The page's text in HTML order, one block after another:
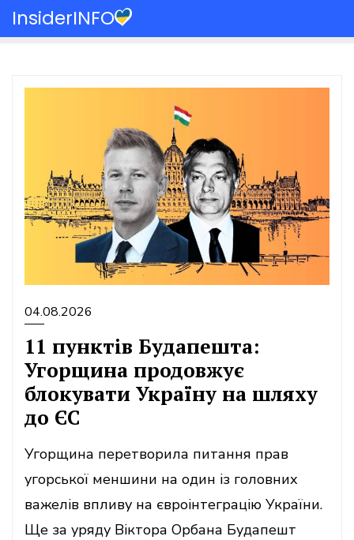
Перейти
до
InsiderINFO
04.08.2026
11 пунктів Будапешта:
Угорщина продовжує
блокувати Україну на шляху
до ЄС
Угорщина перетворила питання прав
угорської меншини на один із головних
важелів впливу на євроінтеграцію України.
Ще за уряду Віктора Орбана Будапешт